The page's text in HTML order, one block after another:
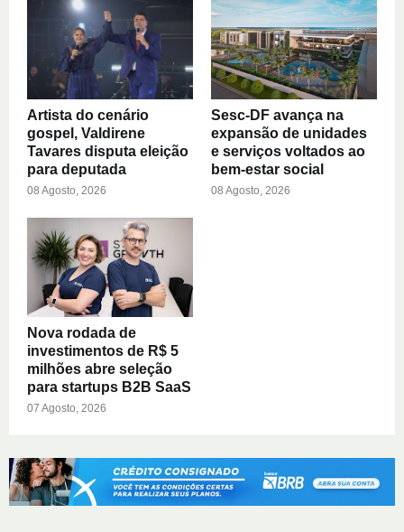
Artista do cenário
gospel, Valdirene
Tavares disputa eleição
para deputada
08 Agosto, 2026
Sesc-DF avança na
expansão de unidades
e serviços voltados ao
bem-estar social
08 Agosto, 2026
Nova rodada de
investimentos de R$ 5
milhões abre seleção
para startups B2B SaaS
07 Agosto, 2026